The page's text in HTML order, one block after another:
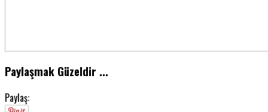
Paylaşmak Güzeldir ...
Paylaş: